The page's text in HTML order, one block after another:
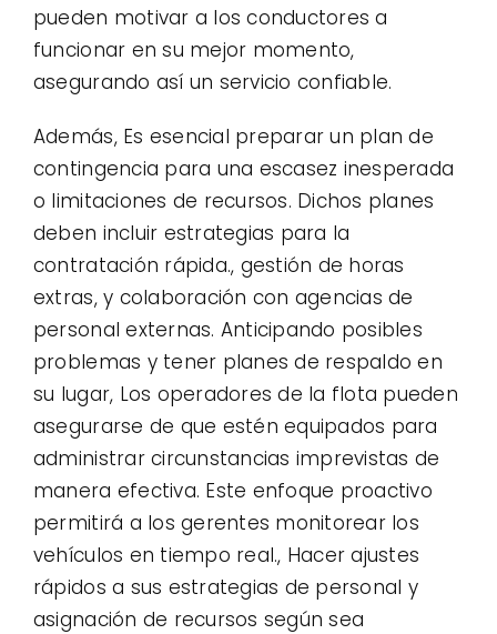
pueden motivar a los conductores a
funcionar en su mejor momento,
asegurando así un servicio confiable.
Además, Es esencial preparar un plan de
contingencia para una escasez inesperada
o limitaciones de recursos. Dichos planes
deben incluir estrategias para la
contratación rápida., gestión de horas
extras, y colaboración con agencias de
personal externas. Anticipando posibles
problemas y tener planes de respaldo en
su lugar, Los operadores de la flota pueden
asegurarse de que estén equipados para
administrar circunstancias imprevistas de
manera efectiva. Este enfoque proactivo
permitirá a los gerentes monitorear los
vehículos en tiempo real., Hacer ajustes
rápidos a sus estrategias de personal y
asignación de recursos según sea